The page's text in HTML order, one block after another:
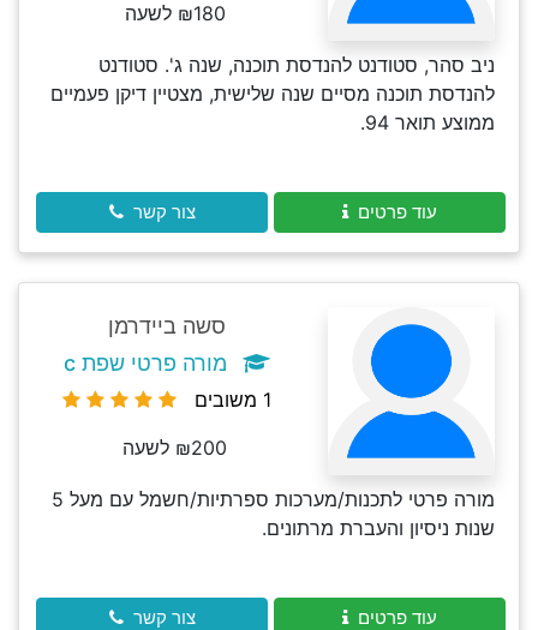
₪180 לשעה
ניב סהר, סטודנט להנדסת תוכנה, שנה ג'. סטודנט
להנדסת תוכנה מסיים שנה שלישית, מצטיין דיקן פעמיים
ממוצע תואר 94.
עוד פרטים צור קשר
סשה ביידרמן
מורה פרטי שפת c
1 משובים
₪200 לשעה
מורה פרטי לתכנות/מערכות ספרתיות/חשמל עם מעל 5
שנות ניסיון והעברת מרתונים.
עוד פרטים צור קשר